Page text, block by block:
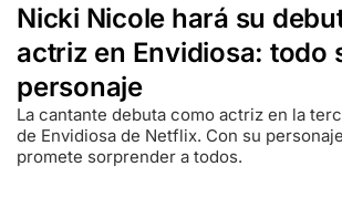
Nicki Nicole hará su
actriz en Envidiosa: todo
personaje
La cantante debuta como actriz en la
de Envidiosa de Netflix. Con su
promete sorprender a todos.